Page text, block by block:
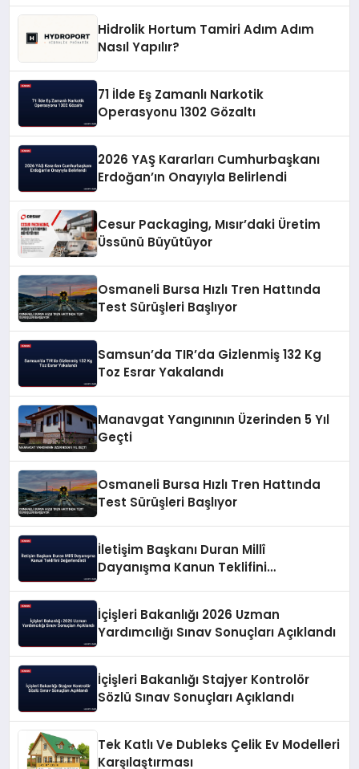
Hidrolik Hortum Tamiri Adım Adım
Nasıl Yapılır?
71 İlde Eş Zamanlı Narkotik
Operasyonu 1302 Gözaltı
2026 YAŞ Kararları Cumhurbaşkanı
Erdoğan’ın Onayıyla Belirlendi
Cesur Packaging, Mısır’daki Üretim
Üssünü Büyütüyor
Osmaneli Bursa Hızlı Tren Hattında
Test Sürüşleri Başlıyor
Samsun’da TIR’da Gizlenmiş 132 Kg
Toz Esrar Yakalandı
Manavgat Yangınının Üzerinden 5 Yıl
Geçti
Osmaneli Bursa Hızlı Tren Hattında
Test Sürüşleri Başlıyor
İletişim Başkanı Duran Millî
Dayanışma Kanun Teklifini
İçişleri Bakanlığı 2026 Uzman
Yardımcılığı Sınav Sonuçları Açıklandı
İçişleri Bakanlığı Stajyer Kontrolör
Sözlü Sınav Sonuçları Açıklandı
Tek Katlı Ve Dubleks Çelik Ev Modelleri
Karşılaştırması